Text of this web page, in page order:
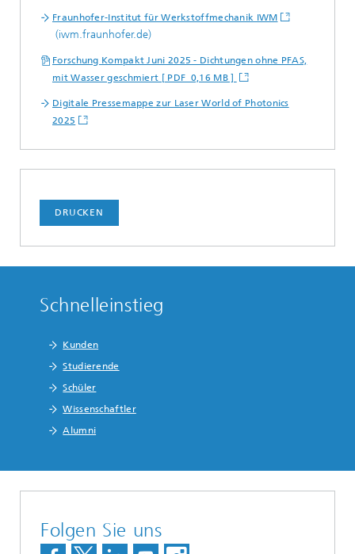
Fraunhofer-Institut für Werkstoffmechanik IWM
(iwm.fraunhofer.de)
Forschung Kompakt Juni 2025 - Dichtungen ohne PFAS,
mit Wasser geschmiert [ PDF 0,16 MB ]
Digitale Pressemappe zur Laser World of Photonics
2025
DRUCKEN
Schnelleinstieg
Kunden
Studierende
Schüler
Wissenschaftler
Alumni
Folgen Sie uns